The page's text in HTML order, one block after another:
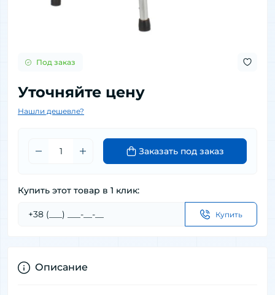
Под заказ
Уточняйте цену
Нашли дешевле?
Заказать под заказ
Купить этот товар в 1 клик:
Купить
Описание